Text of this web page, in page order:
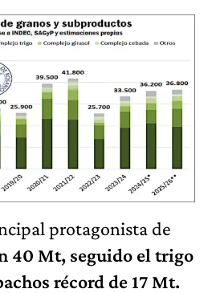
protagonista de
40 Mt, seguido el trigo
récord de 17 Mt.